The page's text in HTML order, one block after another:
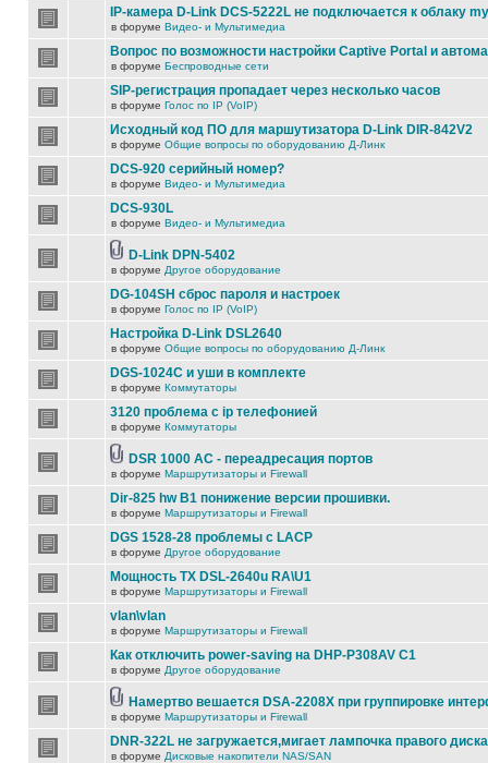
IP-камера D-Link DCS-5222L не подключается к облаку
в форуме Видео- и Мультимедиа
Вопрос по возможности настройки Captive Portal и
в форуме Беспроводные сети
SIP-регистрация пропадает через несколько часов
в форуме Голос по IP (VoIP)
Исходный код ПО для маршутизатора D-Link DIR-842V2
в форуме Общие вопросы по оборудованию Д-Линк
DCS-920 серийный номер?
в форуме Видео- и Мультимедиа
DCS-930L
в форуме Видео- и Мультимедиа
D-Link DPN-5402
в форуме Другое оборудование
DG-104SH сброс пароля и настроек
в форуме Голос по IP (VoIP)
Настройка D-Link DSL2640
в форуме Общие вопросы по оборудованию Д-Линк
DGS-1024C и уши в комплекте
в форуме Коммутаторы
3120 проблема с ip телефонией
в форуме Коммутаторы
DSR 1000 AC - переадресация портов
в форуме Маршрутизаторы и Firewall
Dir-825 hw B1 понижение версии прошивки.
в форуме Маршрутизаторы и Firewall
DGS 1528-28 проблемы с LACP
в форуме Другое оборудование
Мощность TX DSL-2640u RA\U1
в форуме Маршрутизаторы и Firewall
vlan\vlan
в форуме Маршрутизаторы и Firewall
Как отключить power-saving на DHP-P308AV C1
в форуме Другое оборудование
Намертво вешается DSA-2208X при группировке
в форуме Маршрутизаторы и Firewall
DNR-322L не загружается,мигает лампочка правого диска
в форуме Дисковые накопители NAS/SAN